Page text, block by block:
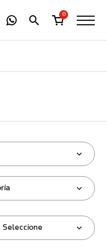
0
Seleccione